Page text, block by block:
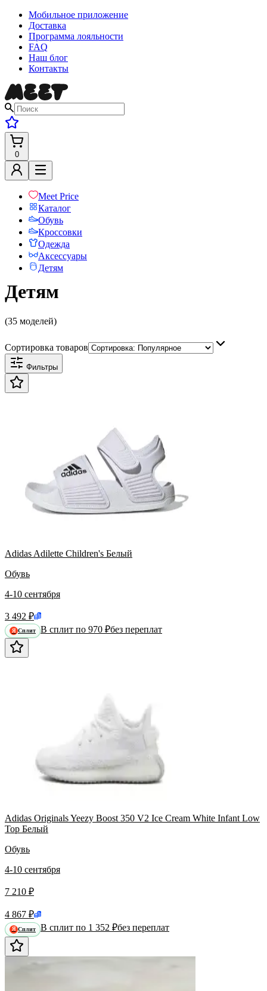
Мобильное приложение
Доставка
Программа лояльности
FAQ
Наш блог
Контакты
0
Meet Price
Каталог
Обувь
Кроссовки
Одежда
Аксессуары
Детям
Детям
(35 моделей)
Сортировка товаров
Фильтры
Adidas Adilette Children's Белый
Обувь
4-10 сентября
3 492 ₽
Я Сплит В сплит по 970 ₽без переплат
Adidas Originals Yeezy Boost 350 V2 Ice Cream White Infant Low
Top Белый
Обувь
4-10 сентября
7 210 ₽
4 867 ₽
Я Сплит В сплит по 1 352 ₽без переплат